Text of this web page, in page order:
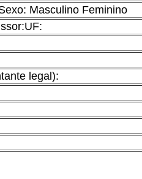
Masculino Feminino
legal):